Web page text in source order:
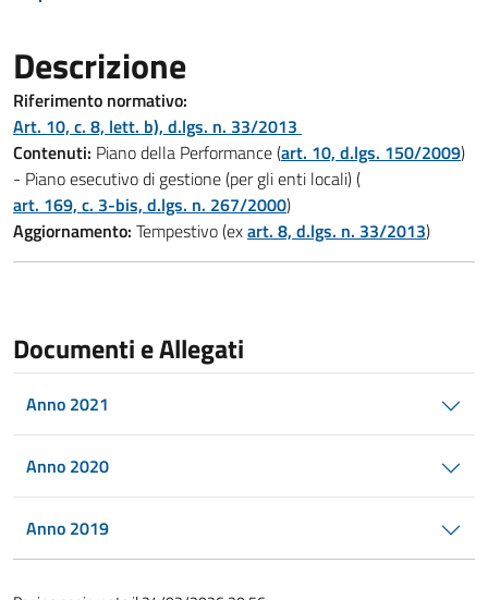
Descrizione
Riferimento normativo:
Art. 10, c. 8, lett. b), d.lgs. n. 33/2013
Contenuti: Piano della Performance (art. 10, d.lgs. 150/2009)
- Piano esecutivo di gestione (per gli enti locali) (
art. 169, c. 3-bis, d.lgs. n. 267/2000)
Aggiornamento: Tempestivo (exart. 8, d.lgs. n. 33/2013)
Documenti e Allegati
Anno 2021
Anno 2020
Anno 2019